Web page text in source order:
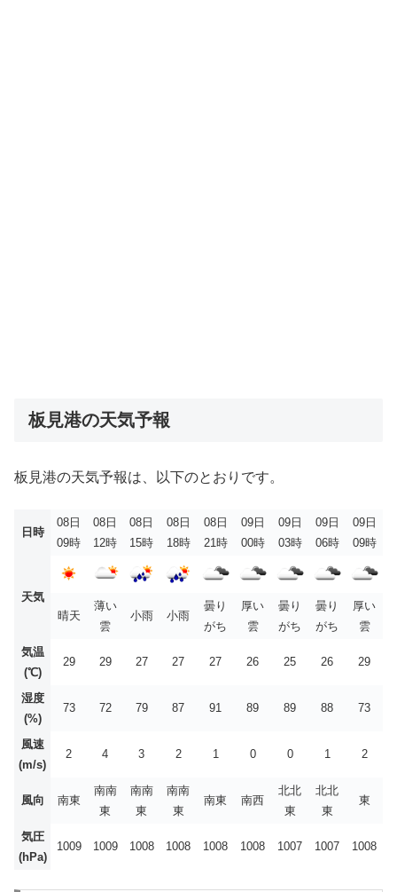
板見港の天気予報
板見港の天気予報は、以下のとおりです。
日時
08日
09時
08日
12時
08日
15時
08日
18時
08日
21時
09日
00時
09日
03時
09日
06時
09日
09時
天気
晴天
薄い
雲
小雨 小雨
曇り
がち
厚い
雲
曇り
がち
曇り
がち
厚い
雲
気温
(℃)
29 29 27 27 27 26 25 26 29
湿度
(%)
73 72 79 87 91 89 89 88 73
風速
(m/s)
2 4 3 2 1 0 0 1 2
風向 南東
南南
東
南南
東
南南
東
南東 南西
北北
東
北北
東
東
気圧
(hPa)
1009 1009 1008 1008 1008 1008 1007 1007 1008